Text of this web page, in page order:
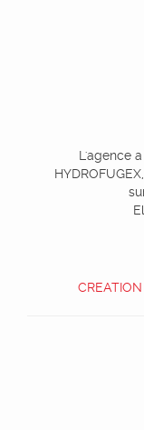
L'agence